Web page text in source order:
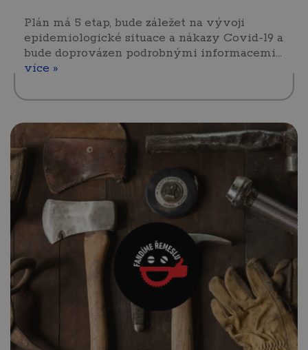
Plán má 5 etap, bude záležet na vývoji
epidemiologické situace a nákazy Covid-19 a
bude doprovázen podrobnými informacemi…
více »